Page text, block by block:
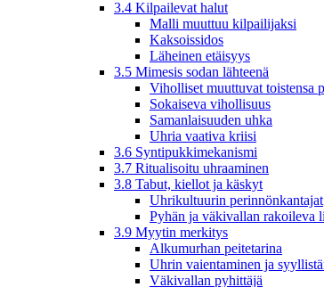
3.4 Kilpailevat halut
Malli muuttuu kilpailijaksi
Kaksoissidos
Läheinen etäisyys
3.5 Mimesis sodan lähteenä
Viholliset muuttuvat toistensa
Sokaiseva vihollisuus
Samanlaisuuden uhka
Uhria vaativa kriisi
3.6 Syntipukkimekanismi
3.7 Ritualisoitu uhraaminen
3.8 Tabut, kiellot ja käskyt
Uhrikultuurin perinnönkantajat
Pyhän ja väkivallan rakoileva
3.9 Myytin merkitys
Alkumurhan peitetarina
Uhrin vaientaminen ja
Väkivallan pyhittäjä